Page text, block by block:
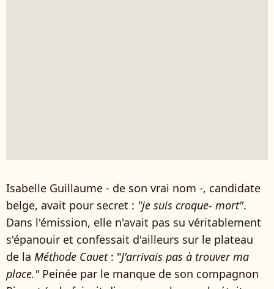
Isabelle Guillaume - de son vrai nom -, candidate
belge, avait pour secret : "je suis croque- mort".
Dans l'émission, elle n'avait pas su véritablement
s'épanouir et confessait d'ailleurs sur le plateau
de la Méthode Cauet: "J'arrivais pas à trouver ma
place."Peinée par le manque de son compagnon